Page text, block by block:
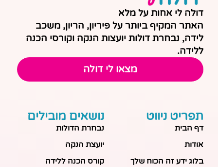
דולה לי אחות על מלא
האתר המקיף ביותר על פיריון, הריון, משכב
לידה, נבחרת דולות יועצות הנקה וקורסי הכנה
ללידה.
מצאו לי דולה
תפריט ניווט
דף הבית
אודות
בלוג ידע זה הכוח שלך
נושאים מובילים
נבחרת הדולות
יועצת הנקה
קורס הכנה ללידה